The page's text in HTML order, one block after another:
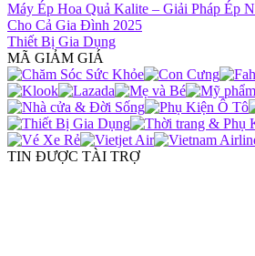
Máy Ép Hoa Quả Kalite – Giải Pháp Ép
Cho Cả Gia Đình 2025
Thiết Bị Gia Dụng
MÃ GIẢM GIÁ
TIN ĐƯỢC TÀI TRỢ